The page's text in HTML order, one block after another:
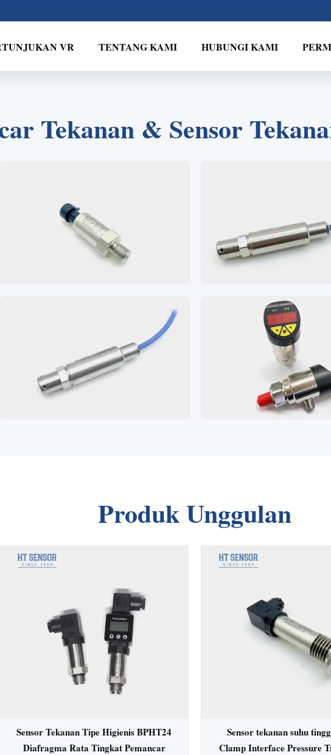
VR TENTANG KAMI HUBUNGI KAMI
1 3 4
Tekanan & Sensor
Produk Unggulan
Sensor Tekanan Tipe Higienis BPHT24
Diafragma Rata Tingkat Pemancar
Sensor tekanan suhu
Clamp Interface Pressure